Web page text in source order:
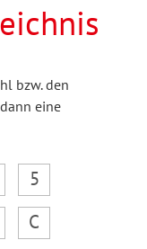
bzw. den
eine
5
C